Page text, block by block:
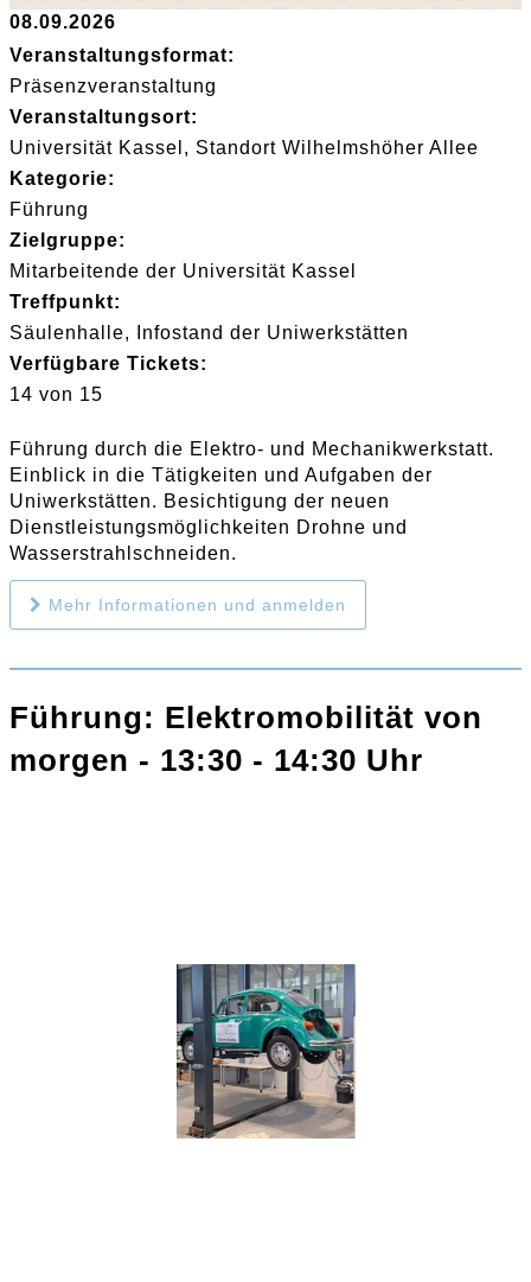
08.09.2026
Veranstaltungsformat:
Präsenzveranstaltung
Veranstaltungsort:
Universität Kassel, Standort Wilhelmshöher Allee
Kategorie:
Führung
Zielgruppe:
Mitarbeitende der Universität Kassel
Treffpunkt:
Säulenhalle, Infostand der Uniwerkstätten
Verfügbare Tickets:
14 von 15
Führung durch die Elektro- und Mechanikwerkstatt.
Einblick in die Tätigkeiten und Aufgaben der
Uniwerkstätten. Besichtigung der neuen
Dienstleistungsmöglichkeiten Drohne und
Wasserstrahlschneiden.
Mehr Informationen und anmelden
Führung: Elektromobilität von
morgen - 13:30 - 14:30 Uhr